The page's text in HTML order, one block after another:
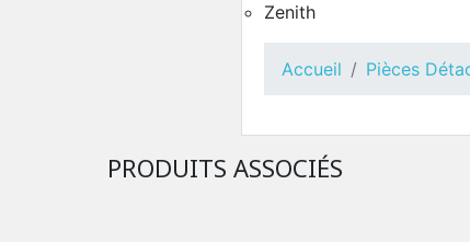
Zenith
Accueil Pièces
PRODUITS ASSOCIÉS